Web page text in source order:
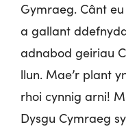
Gymraeg. Cânt
a gallant
adnabod geiriau
llun. Mae’r plant
rhoi cynnig arni!
Dysgu Cymraeg